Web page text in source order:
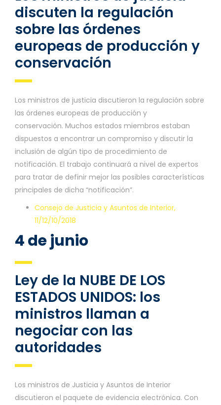
discuten la regulación
sobre las órdenes
europeas de producción y
conservación
Los ministros de justicia discutieron la regulación sobre
las órdenes europeas de producción y
conservación. Muchos estados miembros estaban
dispuestos a encontrar un compromiso y discutir la
inclusión de algún tipo de procedimiento de
notificación. El trabajo continuará a nivel de expertos
para tratar de definir mejor las posibles características
principales de dicha “notificación”.
Consejo de Justicia y Asuntos de Interior,
11/12/10/2018
4 de junio
Ley de la NUBE DE LOS
ESTADOS UNIDOS: los
ministros llaman a
negociar con las
autoridades
Los ministros de Justicia y Asuntos de Interior
discutieron el paquete de evidencia electrónica. Con